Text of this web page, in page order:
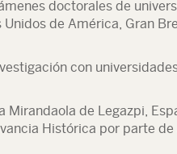
doctorales de
de América, Gran
con
Mirandaola de Legazpi,
Histórica por parte de